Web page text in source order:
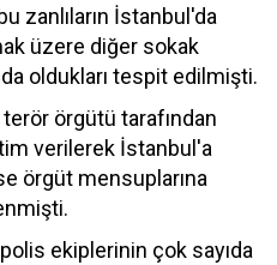
zanlıların İstanbul'da
üzere diğer sokak
oldukları tespit edilmişti.
örgütü tarafından
verilerek İstanbul'a
örgüt mensuplarına
polis ekiplerinin çok sayıda